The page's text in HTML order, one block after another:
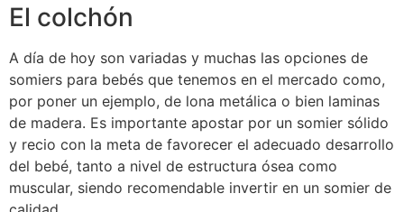
El colchón
A día de hoy son variadas y muchas las opciones de
somiers para bebés que tenemos en el mercado como,
por poner un ejemplo, de lona metálica o bien laminas
de madera. Es importante apostar por un somier sólido
y recio con la meta de favorecer el adecuado desarrollo
del bebé, tanto a nivel de estructura ósea como
muscular, siendo recomendable invertir en un somier de